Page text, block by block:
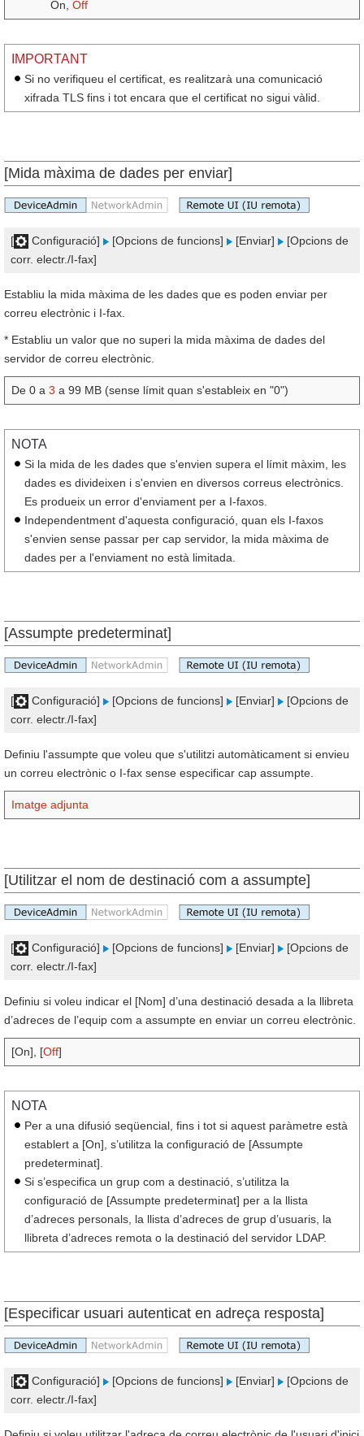
On, Off
IMPORTANT
Si no verifiqueu el certificat, es realitzarà una comunicació
xifrada TLS fins i tot encara que el certificat no sigui vàlid.
[Mida màxima de dades per enviar]
[ Configuració] [Opcions de funcions] [Enviar]
[Opcions de
corr. electr./I-fax]
Establiu la mida màxima de les dades que es poden enviar per
correu electrònic i I-fax.
* Establiu un valor que no superi la mida màxima de dades del
servidor de correu electrònic.
De 0 a 3 a 99 MB (sense límit quan s'estableix en "0")
NOTA
Si la mida de les dades que s'envien supera el límit màxim, les
dades es divideixen i s'envien en diversos correus electrònics.
Es produeix un error d'enviament per a I-faxos.
Independentment d'aquesta configuració, quan els I-faxos
s'envien sense passar per cap servidor, la mida màxima de
dades per a l'enviament no està limitada.
[Assumpte predeterminat]
[ Configuració] [Opcions de funcions] [Enviar]
[Opcions de
corr. electr./I-fax]
Definiu l'assumpte que voleu que s'utilitzi automàticament si envieu
un correu electrònic o I-fax sense especificar cap assumpte.
Imatge adjunta
[Utilitzar el nom de destinació com a assumpte]
[ Configuració] [Opcions de funcions] [Enviar]
[Opcions de
corr. electr./I-fax]
Definiu si voleu indicar el [Nom] d’una destinació desada a la llibreta
d’adreces de l’equip com a assumpte en enviar un correu electrònic.
[On], [Off]
NOTA
Per a una difusió seqüencial, fins i tot si aquest paràmetre està
establert a [On], s’utilitza la configuració de [Assumpte
predeterminat].
Si s’especifica un grup com a destinació, s’utilitza la
configuració de [Assumpte predeterminat] per a la llista
d’adreces personals, la llista d’adreces de grup d’usuaris, la
llibreta d’adreces remota o la destinació del servidor LDAP.
[Especificar usuari autenticat en adreça resposta]
[ Configuració] [Opcions de funcions] [Enviar]
[Opcions de
corr. electr./I-fax]